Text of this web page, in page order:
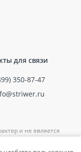
для связи
350-87-47
и не является
единицу измерения
заказа у менеджера.